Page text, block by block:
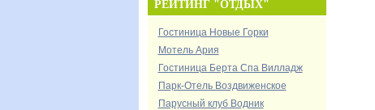
РЕЙТИНГ "ОТДЫХ"
Гостиница Новые Горки
Мотель Ария
Гостиница Берта Спа Вилладж
Парк-Отель Воздвиженское
Парусный клуб Водник